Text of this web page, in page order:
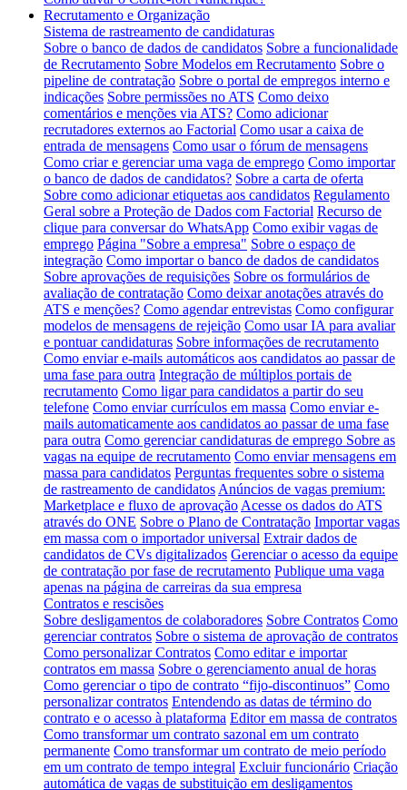
Recrutamento e Organização
Sistema de rastreamento de candidaturas
Sobre o banco de dados de candidatos Sobre a funcionalidade
de Recrutamento Sobre Modelos em Recrutamento Sobre o
pipeline de contratação Sobre o portal de empregos interno e
indicações Sobre permissões no ATS Como deixo
comentários e menções via ATS? Como adicionar
recrutadores externos ao Factorial Como usar a caixa de
entrada de mensagens Como usar o fórum de mensagens
Como criar e gerenciar uma vaga de emprego Como importar
o banco de dados de candidatos? Sobre a carta de oferta
Sobre como adicionar etiquetas aos candidatos Regulamento
Geral sobre a Proteção de Dados com Factorial Recurso de
clique para conversar do WhatsApp Como exibir vagas de
emprego Página "Sobre a empresa" Sobre o espaço de
integração Como importar o banco de dados de candidatos
Sobre aprovações de requisições Sobre os formulários de
avaliação de contratação Como deixar anotações através do
ATS e menções? Como agendar entrevistas Como configurar
modelos de mensagens de rejeição Como usar IA para avaliar
e pontuar candidaturas Sobre informações de recrutamento
Como enviar e-mails automáticos aos candidatos ao passar de
uma fase para outra Integração de múltiplos portais de
recrutamento Como ligar para candidatos a partir do seu
telefone Como enviar currículos em massa Como enviar e-
mails automaticamente aos candidatos ao passar de uma fase
para outra Como gerenciar candidaturas de emprego Sobre as
vagas na equipe de recrutamento Como enviar mensagens em
massa para candidatos Perguntas frequentes sobre o sistema
de rastreamento de candidatos Anúncios de vagas premium:
Marketplace e fluxo de aprovação Acesse os dados do ATS
através do ONE Sobre o Plano de Contratação Importar vagas
em massa com o importador universal Extrair dados de
candidatos de CVs digitalizados Gerenciar o acesso da equipe
de contratação por fase de recrutamento Publique uma vaga
apenas na página de carreiras da sua empresa
Contratos e rescisões
Sobre desligamentos de colaboradores Sobre Contratos Como
gerenciar contratos Sobre o sistema de aprovação de contratos
Como personalizar Contratos Como editar e importar
contratos em massa Sobre o gerenciamento anual de horas
Como gerenciar o tipo de contrato “fijo-discontinuos” Como
personalizar contratos Entendendo as datas de término do
contrato e o acesso à plataforma Editor em massa de contratos
Como transformar um contrato sazonal em um contrato
permanente Como transformar um contrato de meio período
em um contrato de tempo integral Excluir funcionário Criação
automática de vagas de substituição em desligamentos